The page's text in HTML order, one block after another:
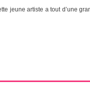
jeune artiste a tout d’une